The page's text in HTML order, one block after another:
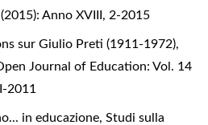
Anno XVIII, 2-2015
sur Giulio Preti (1911-1972),
Journal of Education: Vol. 14
2011
in educazione, Studi sulla